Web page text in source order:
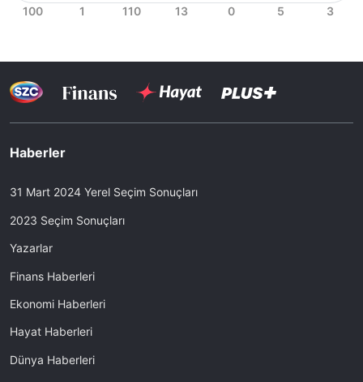
Haberler
31 Mart 2024 Yerel Seçim Sonuçları
2023 Seçim Sonuçları
Yazarlar
Finans Haberleri
Ekonomi Haberleri
Hayat Haberleri
Dünya Haberleri